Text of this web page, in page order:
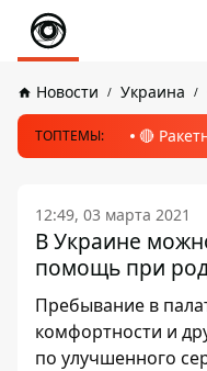
Новости Украина
ТОПТЕМЫ: 🔴
12:49, 03 марта 2021
В Украине
помощь при
Пребывание в
комфортности и
по улучшенного